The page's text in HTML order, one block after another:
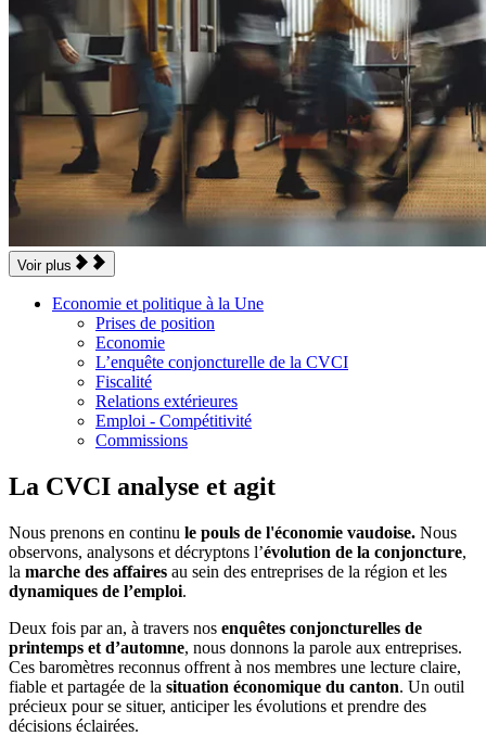
Voir plus
Economie et politique à la Une
Prises de position
Economie
L’enquête conjoncturelle de la CVCI
Fiscalité
Relations extérieures
Emploi - Compétitivité
Commissions
La CVCI analyse et agit
Nous prenons en continu le pouls de l'économie vaudoise. Nous
observons, analysons et décryp­tons l’évolution de la conjoncture,
la marche des affaires au sein des entreprises de la région et les
dynamiques de l’emploi.
Deux fois par an, à travers nos enquêtes conjoncturelles de
printemps et d’automne, nous donnons la parole aux entreprises.
Ces baromètres reconnus offrent à nos membres une lecture claire,
fiable et partagée de la situation économique du canton. Un outil
précieux pour se situer, anticiper les évolutions et prendre des
décisions éclairées.